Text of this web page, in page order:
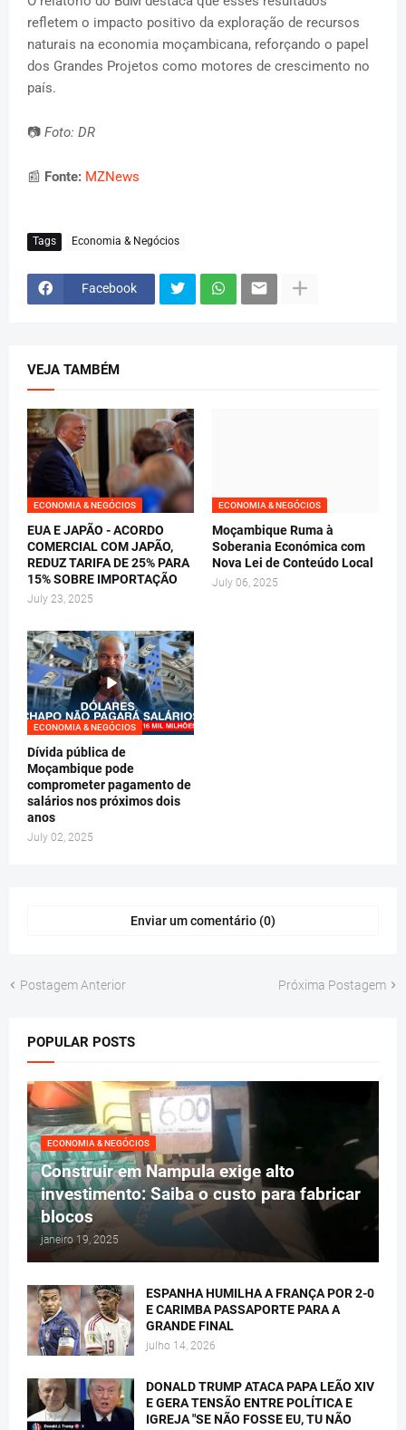
refletem o impacto positivo da exploração de recursos
naturais na economia moçambicana, reforçando o papel
dos Grandes Projetos como motores de crescimento no
país.
📷 Foto: DR
📰 Fonte: MZNews
Tags Economia & Negócios
Facebook
VEJA TAMBÉM
ECONOMIA & NEGÓCIOS
EUA E JAPÃO - ACORDO
COMERCIAL COM JAPÃO,
REDUZ TARIFA DE 25% PARA
15% SOBRE IMPORTAÇÃO
July 23, 2025
ECONOMIA & NEGÓCIOS
Moçambique Ruma à
Soberania Económica com
Nova Lei de Conteúdo Local
July 06, 2025
ECONOMIA & NEGÓCIOS
Dívida pública de
Moçambique pode
comprometer pagamento de
salários nos próximos dois
anos
July 02, 2025
Enviar um comentário (0)
Postagem Anterior Próxima Postagem
POPULAR POSTS
ECONOMIA & NEGÓCIOS
Construir em Nampula exige alto
investimento: Saiba o custo para fabricar
blocos
janeiro 19, 2025
ESPANHA HUMILHA A FRANÇA POR 2-0
E CARIMBA PASSAPORTE PARA A
GRANDE FINAL
julho 14, 2026
DONALD TRUMP ATACA PAPA LEÃO XIV
E GERA TENSÃO ENTRE POLÍTICA E
IGREJA "SE NÃO FOSSE EU, TU NÃO